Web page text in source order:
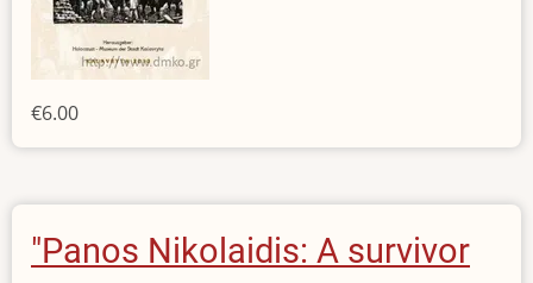
€6.00
"Panos Nikolaidis: A survivor